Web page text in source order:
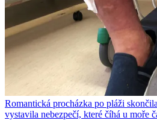
Romantická procházka po pláži
vystavila nebezpečí, které číhá u moře